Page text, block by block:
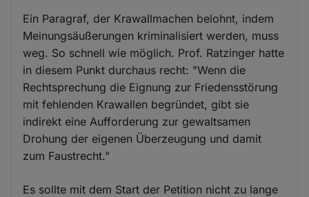
Ein Paragraf, der Krawallmachen belohnt, indem
Meinungsäußerungen kriminalisiert werden, muss
weg. So schnell wie möglich. Prof. Ratzinger hatte
in diesem Punkt durchaus recht: "Wenn die
Rechtsprechung die Eignung zur Friedensstörung
mit fehlenden Krawallen begründet, gibt sie
indirekt eine Aufforderung zur gewaltsamen
Drohung der eigenen Überzeugung und damit
zum Faustrecht."
Es sollte mit dem Start der Petition nicht zu lange